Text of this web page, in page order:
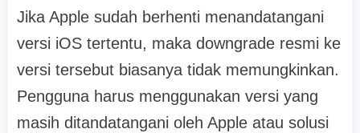
Jika Apple sudah berhenti menandatangani
versi iOS tertentu, maka downgrade resmi ke
versi tersebut biasanya tidak memungkinkan.
Pengguna harus menggunakan versi yang
masih ditandatangani oleh Apple atau solusi